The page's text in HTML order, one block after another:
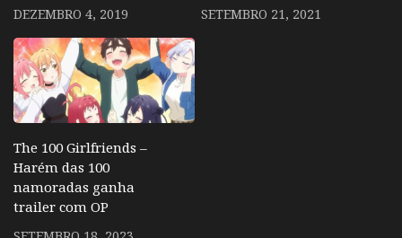
DEZEMBRO 4, 2019 SETEMBRO 21, 2021
The 100 Girlfriends –
Harém das 100
namoradas ganha
trailer com OP